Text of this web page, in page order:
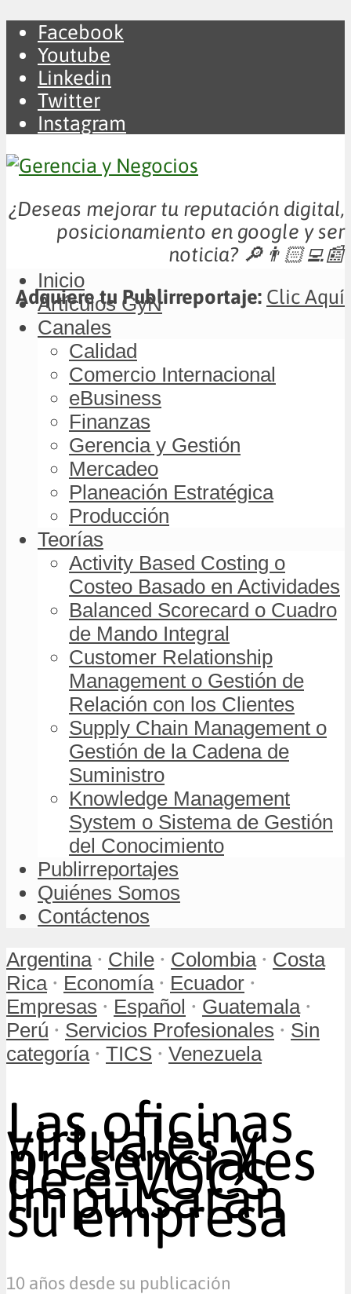
Facebook
Youtube
Linkedin
Twitter
Instagram
¿Deseas mejorar tu reputación digital,
posicionamiento en google y ser
noticia? 🔎👨🏻‍💻📰
Adquiere tu Publirreportaje: Clic Aquí
Inicio
Artículos GyN
Canales
Calidad
Comercio Internacional
eBusiness
Finanzas
Gerencia y Gestión
Mercadeo
Planeación Estratégica
Producción
Teorías
Activity Based Costing o
Costeo Basado en Actividades
Balanced Scorecard o Cuadro
de Mando Integral
Customer Relationship
Management o Gestión de
Relación con los Clientes
Supply Chain Management o
Gestión de la Cadena de
Suministro
Knowledge Management
System o Sistema de Gestión
del Conocimiento
Publirreportajes
Quiénes Somos
Contáctenos
Argentina • Chile • Colombia • Costa
Rica • Economía • Ecuador •
Empresas • Español • Guatemala •
Perú • Servicios Profesionales • Sin
categoría • TICS • Venezuela
Las oficinas
virtuales y
presenciales
de e-VOCS
impulsarán
su empresa
10 años desde su publicación